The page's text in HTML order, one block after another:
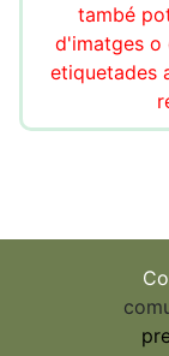
també
d'imatges o
etiquetades